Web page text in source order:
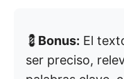
💈 Bonus: El
ser preciso,